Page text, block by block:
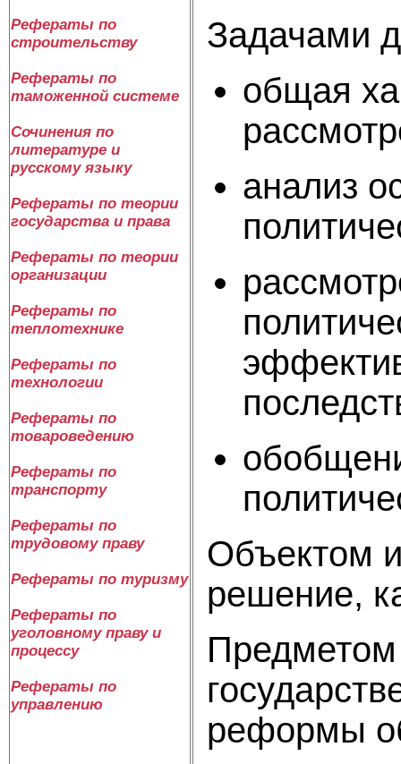
Рефераты по
строительству
Рефераты по
таможенной системе
Сочинения по
литературе и
русскому языку
Рефераты по теории
государства и права
Рефераты по теории
организации
Рефераты по
теплотехнике
Рефераты по
технологии
Рефераты по
товароведению
Рефераты по
транспорту
Рефераты по
трудовому праву
Рефераты по туризму
Рефераты по
уголовному праву и
процессу
Рефераты по
управлению
Задачами
общая
анализ
Объектом
решение,
Предметом
реформы